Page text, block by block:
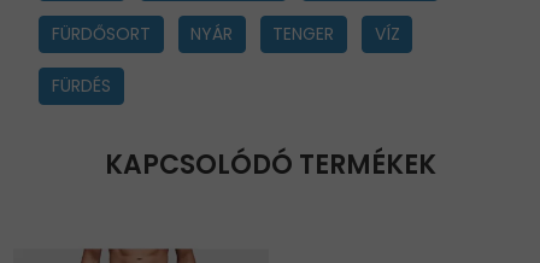
FÜRDŐSORT NYÁR TENGER VÍZ
FÜRDÉS
KAPCSOLÓDÓ TERMÉKEK